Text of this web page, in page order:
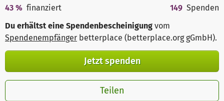
43 % finanziert 149 Spenden
Du erhältst eine Spendenbescheinigung vom
Spendenempfänger betterplace (betterplace.org gGmbH).
Jetzt spenden
Teilen